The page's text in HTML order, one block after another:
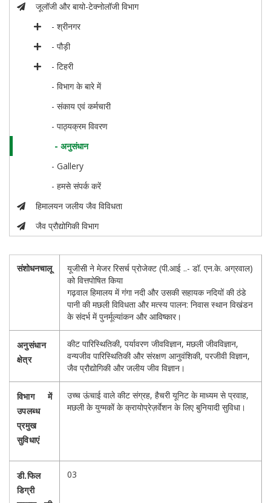
जूलॉजी और बायो-टेक्नोलॉजी विभाग
- श्रीनगर
- पौड़ी
- टिहरी
- विभाग के बारे में
- संकाय एवं कर्मचारी
- पाठ्यक्रम विवरण
- अनुसंधान
- Gallery
- हमसे संपर्क करें
हिमालयन जलीय जैव विविधता
जैव प्रौद्योगिकी विभाग
संशोधनचालू
यूजीसी ने मेजर रिसर्च प्रोजेक्ट (पी.आई ..- डॉ. एन.के. अग्रवाल)
को वित्तपोषित किया
गढ़वाल हिमालय में गंगा नदी और उसकी सहायक नदियों की ठंडे
पानी की मछली विविधता और मत्स्य पालन: निवास स्थान विखंडन
के संदर्भ में पुनर्मूल्यांकन और आविष्कार।
अनुसंधान
क्षेत्र
कीट पारिस्थितिकी, पर्यावरण जीवविज्ञान, मछली जीवविज्ञान,
वन्यजीव पारिस्थितिकी और संरक्षण आनुवंशिकी, परजीवी विज्ञान,
जैव प्रौद्योगिकी और जलीय जीव विज्ञान।
विभाग में
उपलब्ध
प्रमुख
सुविधाएं
उच्च ऊंचाई वाले कीट संग्रह, हैचरी यूनिट के माध्यम से प्रवाह,
मछली के युग्मकों के क्रायोप्रेज़र्वेशन के लिए बुनियादी सुविधा।
डी.फिल
डिग्री
03